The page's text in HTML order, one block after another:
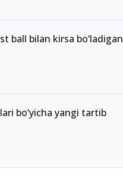
ball bilan kirsa bo‘ladigan
bo‘yicha yangi tartib